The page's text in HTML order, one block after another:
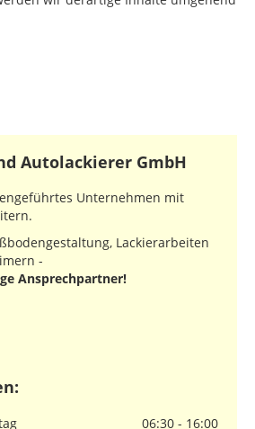
Autolackierer GmbH
Unternehmen mit
Lackierarbeiten
-
Ansprechpartner!
06:30 - 16:00